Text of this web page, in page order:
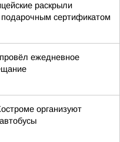
раскрыли
сертификатом
ежедневное
организуют